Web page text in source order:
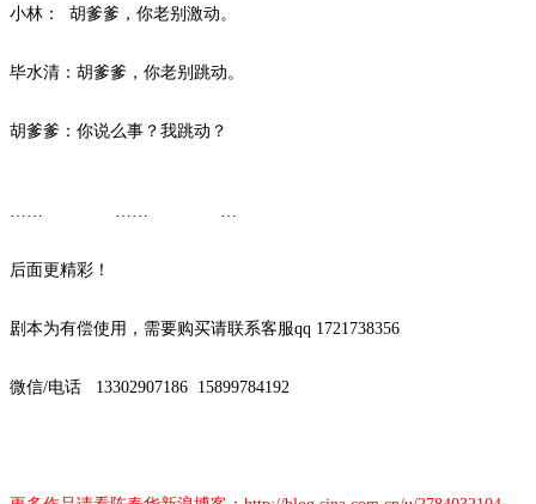
小林： 胡爹爹，你老别激动。
毕水清：胡爹爹，你老别跳动。
胡爹爹：你说么事？我跳动？
后面更精彩！
剧本为有偿使用，需要购买请联系客服qq 1721738356
微信/电话 13302907186 15899784192